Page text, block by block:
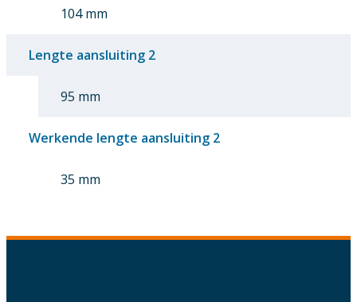
104 mm
Lengte aansluiting 2
95 mm
Werkende lengte aansluiting 2
35 mm